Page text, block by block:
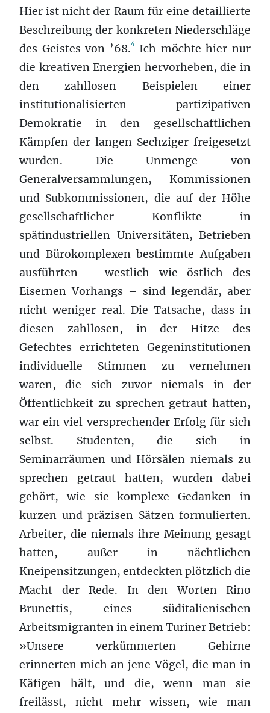
Hier ist nicht der Raum für eine detaillierte
Beschreibung der konkreten Niederschläge
des Geistes von ’68.4Ich möchte hier nur
die kreativen Energien hervorheben, die in
den zahllosen Beispielen einer
institutionalisierten partizipativen
Demokratie in den gesellschaftlichen
Kämpfen der langen Sechziger freigesetzt
wurden. Die Unmenge von
Generalversammlungen, Kommissionen
und Subkommissionen, die auf der Höhe
gesellschaftlicher Konflikte in
spätindustriellen Universitäten, Betrieben
und Bürokomplexen bestimmte Aufgaben
ausführten – westlich wie östlich des
Eisernen Vorhangs – sind legendär, aber
nicht weniger real. Die Tatsache, dass in
diesen zahllosen, in der Hitze des
Gefechtes errichteten Gegeninstitutionen
individuelle Stimmen zu vernehmen
waren, die sich zuvor niemals in der
Öffentlichkeit zu sprechen getraut hatten,
war ein viel versprechender Erfolg für sich
selbst. Studenten, die sich in
Seminarräumen und Hörsälen niemals zu
sprechen getraut hatten, wurden dabei
gehört, wie sie komplexe Gedanken in
kurzen und präzisen Sätzen formulierten.
Arbeiter, die niemals ihre Meinung gesagt
hatten, außer in nächtlichen
Kneipensitzungen, entdeckten plötzlich die
Macht der Rede. In den Worten Rino
Brunettis, eines süditalienischen
Arbeitsmigranten in einem Turiner Betrieb:
»Unsere verkümmerten Gehirne
erinnerten mich an jene Vögel, die man in
Käfigen hält, und die, wenn man sie
freilässt, nicht mehr wissen, wie man